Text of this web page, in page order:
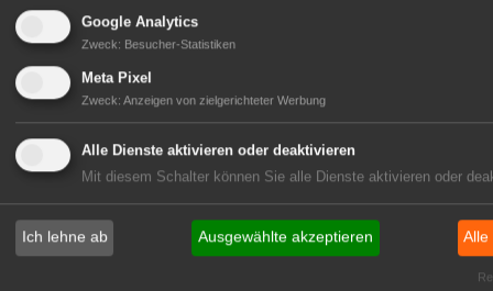
Logistikhalle
Herongen
GABOT Immobilienangebote
1A-Lage, ihre Chance in der
grünen Branche
Repräsentative Immobilie für
Google Analytics
Zweck: Besucher-Statistiken
Meta Pixel
Zweck: Anzeigen von zielgerichteter Werbung
Alle Dienste aktivieren oder deaktivieren
Mit diesem Schalter können Sie alle Dienste aktivieren oder
Ich lehne ab Ausgewählte akzeptieren Alle